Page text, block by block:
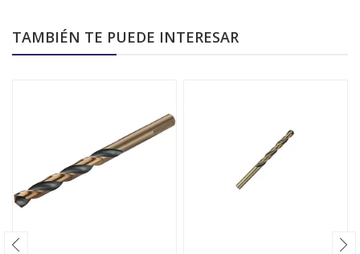
TAMBIÉN TE PUEDE INTERESAR